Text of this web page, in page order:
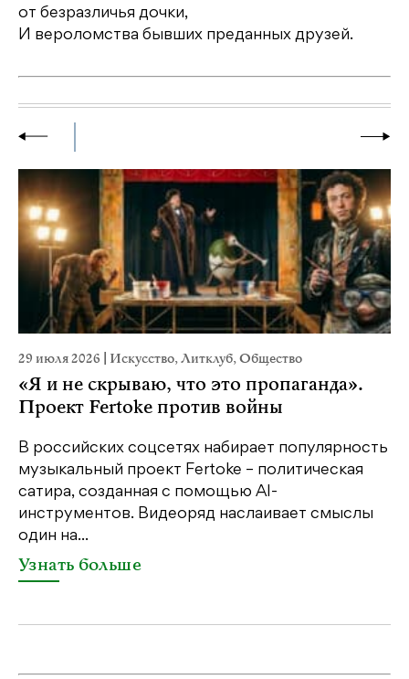
от безразличья дочки,
И вероломства бывших преданных друзей.
29 июля 2026 Искусство,Литклуб,Общество
«Я и не скрываю, что это пропаганда».
Проект Fertoke против войны
В российских соцсетях набирает популярность
музыкальный проект Fertoke – политическая
сатира, созданная с помощью AI-
инструментов. Видеоряд наслаивает смыслы
один на...
Узнать больше